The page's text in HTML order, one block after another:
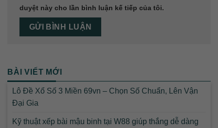
duyệt này cho lần bình luận kế tiếp của tôi.
BÀI VIẾT MỚI
Lô Đề Xổ Số 3 Miền 69vn – Chọn Số Chuẩn, Lên Vận
Đại Gia
Kỹ thuật xếp bài mậu binh tại W88 giúp thắng dễ dàng